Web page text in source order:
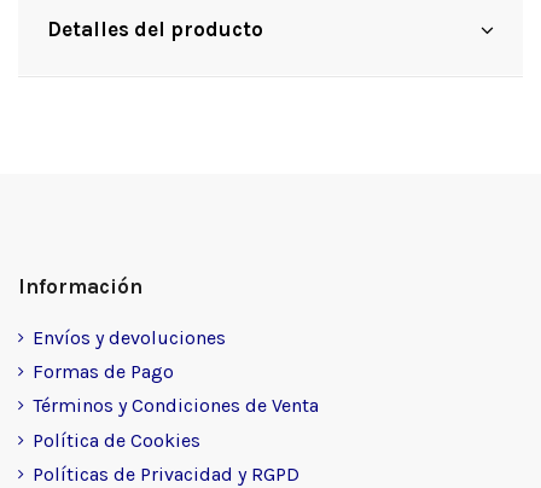
Detalles del producto
Información
Envíos y devoluciones
Formas de Pago
Términos y Condiciones de Venta
Política de Cookies
Políticas de Privacidad y RGPD